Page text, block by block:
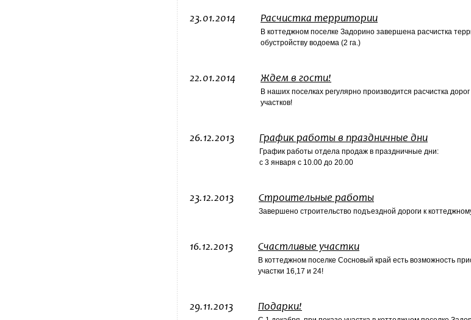
23.01.2014 Расчистка территории
В коттеджном поселке Задорино завершена расчистка
обустройству водоема (2 га.)
22.01.2014 Ждем в гости!
В наших поселках регулярно производится расчистка
участков!
26.12.2013 График работы в праздничные дни
График работы отдела продаж в праздничные дни:
с 3 января с 10.00 до 20.00
23.12.2013 Строительные работы
Завершено строительство подъездной дороги к
16.12.2013 Счастливые участки
В коттеджном поселке Сосновый край есть возможность
участки 16,17 и 24!
29.11.2013 Подарки!